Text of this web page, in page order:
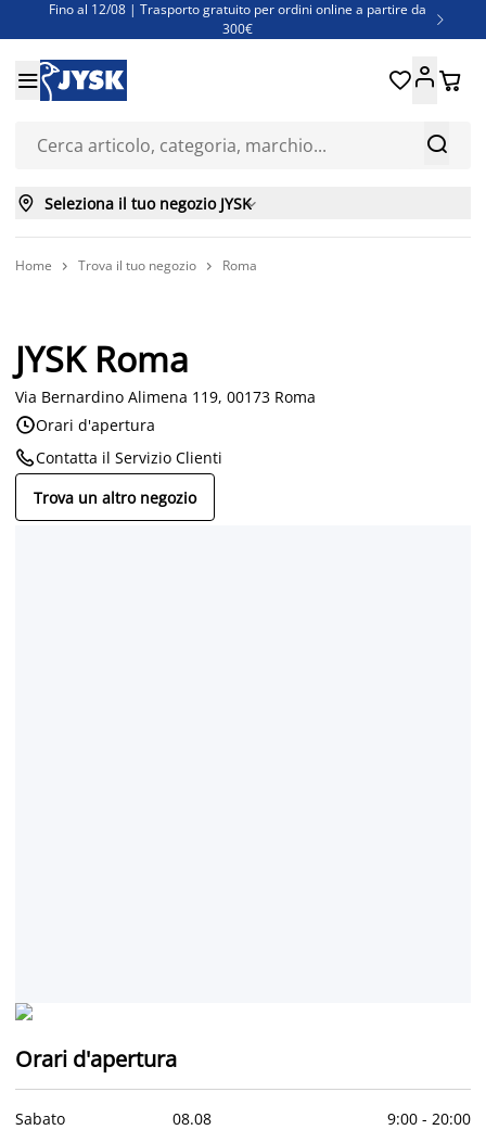
Fino al 12/08 | Trasporto gratuito per ordini online a partire da
300€

Super offerte d'estate | Oltre 1.500 articoli fino al 70%
Finanziamenti - Scegli il piano di rimborso più adatto a te


 
 Seleziona il tuo negozio JYSK
Home  Trova il tuo negozio  Roma
JYSK Roma
Via Bernardino Alimena 119, 00173 Roma
Orari d'apertura
Contatta il Servizio Clienti
Trova un altro negozio
Orari d'apertura
Sabato 08.08 9:00- 20:00